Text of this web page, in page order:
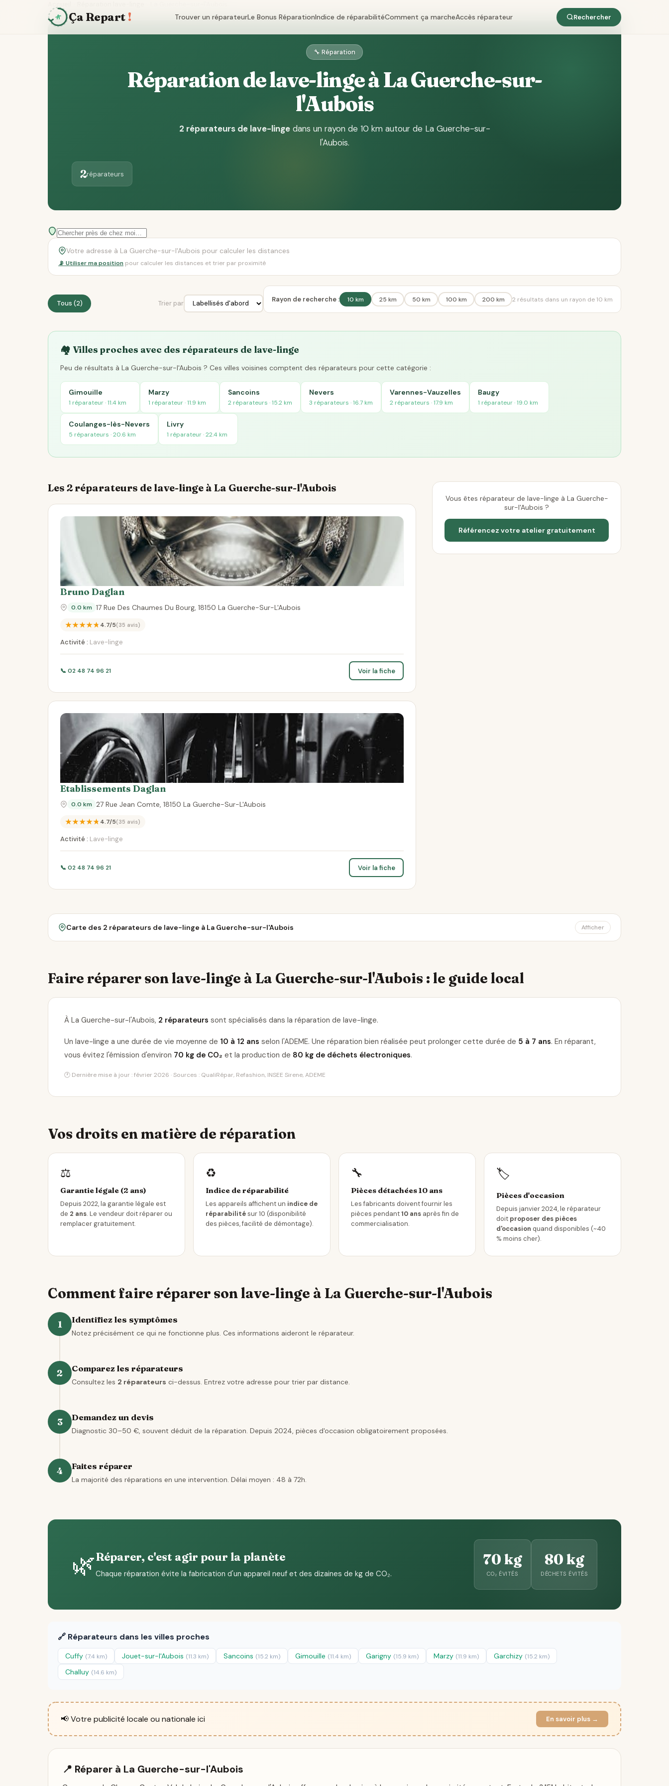
Ça Repart ! Trouver un réparateurLe Bonus RéparationIndice de réparabilitéComment ça marcheAccès réparateur Rechercher
🔧 Réparation
Réparation de lave-linge à La Guerche-sur-
l'Aubois
2 réparateurs de lave-lingedans un rayon de 10 km autour de La Guerche-sur-
l'Aubois.
2réparateurs
📡 Utiliser ma position pour calculer les distances et trier par proximité
Tous (2) Trier par Rayon de recherche : 10 km 25 km 50 km 100 km 200 km 2 résultats dans un rayon de 10 km
🏘️ Villes proches avec des réparateurs de lave-linge
Peu de résultats à La Guerche-sur-l'Aubois ? Ces villes voisines comptent des réparateurs pour cette catégorie :
Gimouille
1 réparateur · 11.4 km
Marzy
1 réparateur · 11.9 km
Sancoins
2 réparateurs · 15.2 km
Nevers
3 réparateurs · 16.7 km
Varennes-Vauzelles
2 réparateurs · 17.9 km
Baugy
1 réparateur · 19.0 km
Coulanges-lès-Nevers
5 réparateurs · 20.6 km
Livry
1 réparateur · 22.4 km
Les 2 réparateurs de lave-linge à La Guerche-sur-l'Aubois
Bruno Daglan
0.0 km 17 Rue Des Chaumes Du Bourg, 18150 La Guerche-Sur-L'Aubois
★★★★★4.7/5(35 avis)
Activité : Lave-linge
📞 02 48 74 96 21 Voir la fiche
Etablissements Daglan
0.0 km 27 Rue Jean Comte, 18150 La Guerche-Sur-L'Aubois
★★★★★4.7/5(35 avis)
Activité : Lave-linge
📞 02 48 74 96 21 Voir la fiche
Vous êtes réparateur de lave-linge à La Guerche-
sur-l'Aubois ?
Référencez votre atelier gratuitement
Carte des 2 réparateurs de lave-linge à La Guerche-sur-l'Aubois Afficher
Faire réparer son lave-linge à La Guerche-sur-l'Aubois : le guide local
À La Guerche-sur-l'Aubois, 2 réparateurs sont spécialisés dans la réparation de lave-linge.
Un lave-linge a une durée de vie moyenne de 10 à 12 ans selon l'ADEME. Une réparation bien réalisée peut prolonger cette durée de 5 à 7 ans. En réparant,
vous évitez l'émission d'environ 70 kg de CO₂ et la production de 80 kg de déchets électroniques.
🕐 Dernière mise à jour : février 2026 · Sources : QualiRépar, Refashion, INSEE Sirene, ADEME
Vos droits en matière de réparation
⚖️
Garantie légale (2 ans)
Depuis 2022, la garantie légale est
de 2 ans. Le vendeur doit réparer ou
remplacer gratuitement.
♻️
Indice de réparabilité
Les appareils affichent un indice de
réparabilitésur 10 (disponibilité
des pièces, facilité de démontage).
🔧
Pièces détachées 10 ans
Les fabricants doivent fournir les
pièces pendant10 ans après fin de
commercialisation.
🏷️
Pièces d'occasion
Depuis janvier 2024, le réparateur
doit proposer des pièces
d'occasion quand disponibles (~40
% moins cher).
Comment faire réparer son lave-linge à La Guerche-sur-l'Aubois
1 Identifiez les symptômes
Notez précisément ce qui ne fonctionne plus. Ces informations aideront le réparateur.
2 Comparez les réparateurs
Consultez les 2 réparateurs ci-dessus. Entrez votre adresse pour trier par distance.
3 Demandez un devis
Diagnostic 30–50 €, souvent déduit de la réparation. Depuis 2024, pièces d'occasion obligatoirement proposées.
4 Faites réparer
La majorité des réparations en une intervention. Délai moyen : 48 à 72h.
🌿Réparer, c'est agir pour la planète
Chaque réparation évite la fabrication d'un appareil neuf et des dizaines de kg de CO₂.
70 kg
CO₂ ÉVITÉS
80 kg
DÉCHETS ÉVITÉS
🔗 Réparateurs dans les villes proches
Cuffy (7.4 km) Jouet-sur-l'Aubois (11.3 km) Sancoins (15.2 km) Gimouille (11.4 km) Garigny (15.9 km) Marzy (11.9 km) Garchizy (15.2 km)
Challuy (14.6 km)
📢 Votre publicité locale ou nationale ici En savoir plus →
📍 Réparer à La Guerche-sur-l'Aubois